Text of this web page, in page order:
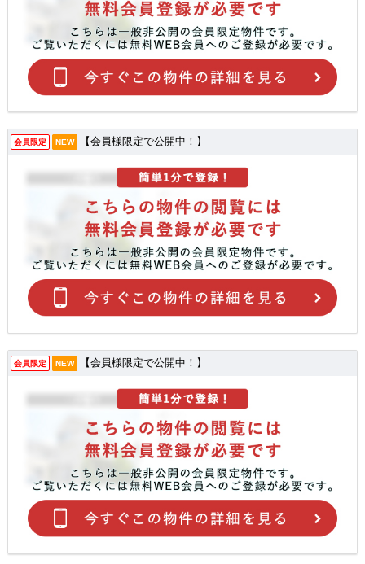
会員限定 NEW 【会員様限定で公開中！】
会員限定 NEW 【会員様限定で公開中！】